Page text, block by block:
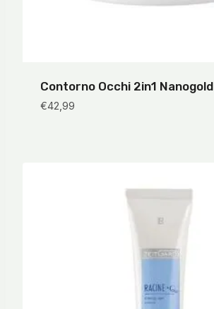
Contorno Occhi 2in1 Nanogold
€42,99